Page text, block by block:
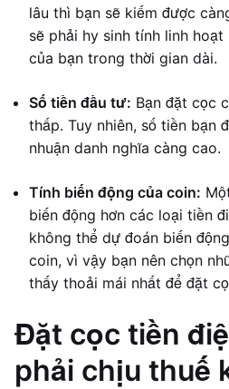
lâu thì bạn sẽ kiếm được
sẽ phải hy sinh tính linh
của bạn trong thời gian dài.
Số tiền đầu tư: Bạn đặt cọc
thấp. Tuy nhiên, số tiền bạn
nhuận danh nghĩa càng cao.
Tính biến động của coin:
biến động hơn các loại tiền
không thể dự đoán biến
coin, vì vậy bạn nên chọn
thấy thoải mái nhất để đặt
Đặt cọc tiền
phải chịu thuế